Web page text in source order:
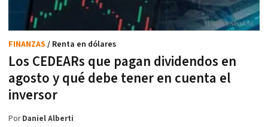
Los CEDEARs que pagan dividendos en
agosto y qué debe tener en cuenta el
inversor
FINANZAS / Renta en dólares
PorDaniel Alberti